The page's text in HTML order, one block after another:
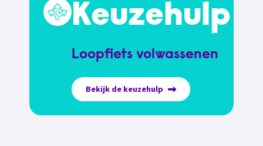
Keuzehulp
Loopfiets volwassenen
Bekijk de keuzehulp